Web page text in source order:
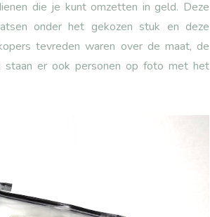
die je kunt omzetten in geld. Deze
onder het gekozen stuk en deze
tevreden waren over de maat, de
staan er ook personen op foto met het